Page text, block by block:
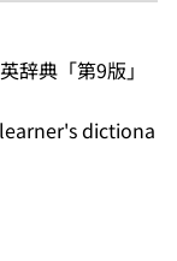
辞典「第9版」
dictiona